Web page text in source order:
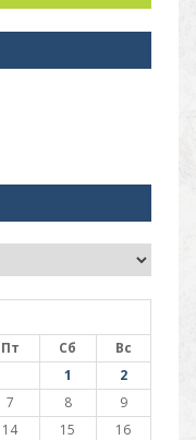
Пт Сб
Вс
1
2
7 8
9
14 15
16